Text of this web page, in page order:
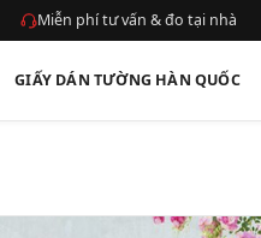
Miễn phí tư vấn & đo tại nhà
GIẤY DÁN TƯỜNG HÀN QUỐC